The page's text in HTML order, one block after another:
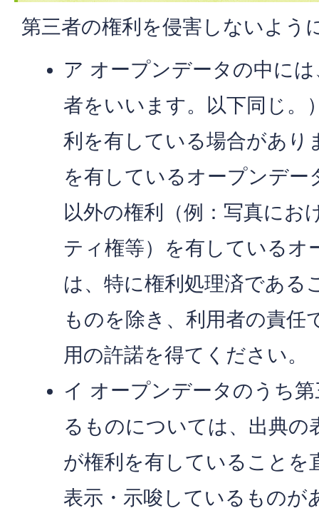
第三者の権利を侵害しないよう
ア オープンデータの中に
者をいいます。以下同じ。
利を有している場合があり
を有しているオープンデー
以外の権利（例：写真にお
ティ権等）を有しているオ
は、特に権利処理済である
ものを除き、利用者の責任
用の許諾を得てください。
イ オープンデータのうち
るものについては、出典の
が権利を有していることを
表示・示唆しているものが